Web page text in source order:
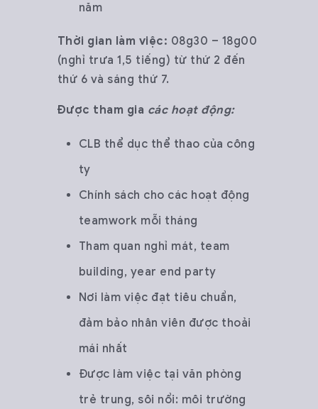
năm
Thời gian làm việc: 08g30 – 18g00
(nghỉ trưa 1,5 tiếng) từ thứ 2 đến
thứ 6 và sáng thứ 7.
Được tham gia các hoạt động:
CLB thể dục thể thao của công
ty
Chính sách cho các hoạt động
teamwork mỗi tháng
Tham quan nghỉ mát, team
building, year end party
Nơi làm việc đạt tiêu chuẩn,
đảm bảo nhân viên được thoải
mái nhất
Được làm việc tại văn phòng
trẻ trung, sôi nổi: môi trường